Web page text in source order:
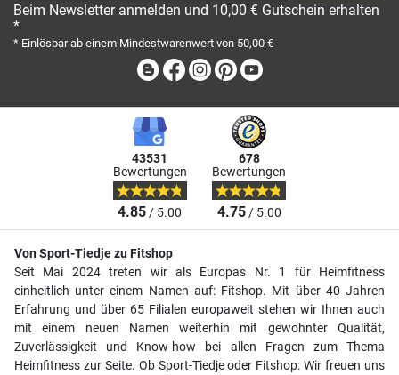
Beim Newsletter anmelden und 10,00 € Gutschein erhalten
*
* Einlösbar ab einem Mindestwarenwert von 50,00 €
BlogFacebook
Instagram
Pinterest
43531
Bewertungen
4.85/ 5.00
678
Bewertungen
4.75/ 5.00
Von Sport-Tiedje zu Fitshop
Seit Mai 2024 treten wir als Europas Nr. 1 für Heimfitness
einheitlich unter einem Namen auf: Fitshop. Mit über 40 Jahren
Erfahrung und über 65 Filialen europaweit stehen wir Ihnen auch
mit einem neuen Namen weiterhin mit gewohnter Qualität,
Zuverlässigkeit und Know-how bei allen Fragen zum Thema
Heimfitness zur Seite. Ob Sport-Tiedje oder Fitshop: Wir freuen uns